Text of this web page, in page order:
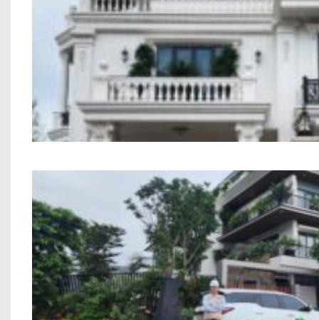
Công trình biệt thự tân cổ điển anh